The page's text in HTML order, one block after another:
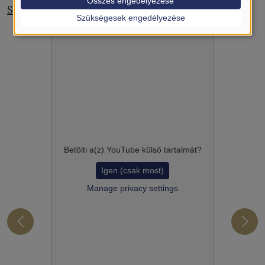
Student of the month, December 2023
Betölti a(z) YouTube külső tartalmát?
Igen (csak most)
Manage privacy settings
Szükségesek engedélyezése